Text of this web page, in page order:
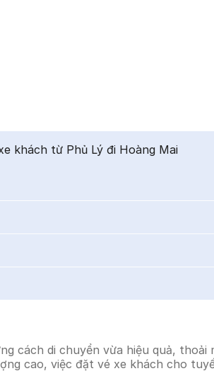
khách từ Phủ Lý đi Hoàng Mai
cách di chuyển vừa hiệu quả, thoải
cao, việc đặt vé xe khách cho